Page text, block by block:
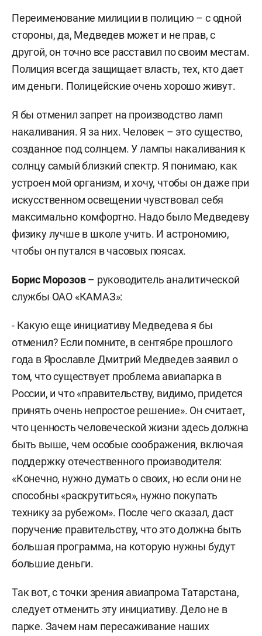
Переименование милиции в полицию – с одной
стороны, да, Медведев может и не прав, с
другой, он точно все расставил по своим местам.
Полиция всегда защищает власть, тех, кто дает
им деньги. Полицейские очень хорошо живут.
Я бы отменил запрет на производство ламп
накаливания. Я за них. Человек – это существо,
созданное под солнцем. У лампы накаливания к
солнцу самый близкий спектр. Я понимаю, как
устроен мой организм, и хочу, чтобы он даже при
искусственном освещении чувствовал себя
максимально комфортно. Надо было Медведеву
физику лучше в школе учить. И астрономию,
чтобы он путался в часовых поясах.
Борис Морозов– руководитель аналитической
службы ОАО «КАМАЗ»:
- Какую еще инициативу Медведева я бы
отменил? Если помните, в сентябре прошлого
года в Ярославле Дмитрий Медведев заявил о
том, что существует проблема авиапарка в
России, и что «правительству, видимо, придется
принять очень непростое решение». Он считает,
что ценность человеческой жизни здесь должна
быть выше, чем особые соображения, включая
поддержку отечественного производителя:
«Конечно, нужно думать о своих, но если они не
способны «раскрутиться», нужно покупать
технику за рубежом». После чего сказал, даст
поручение правительству, что это должна быть
большая программа, на которую нужны будут
большие деньги.
Так вот, с точки зрения авиапрома Татарстана,
следует отменить эту инициативу. Дело не в
парке. Зачем нам пересаживание наших